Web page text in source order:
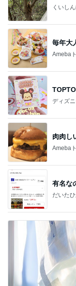
くいし
毎年大
Ameba
ディズ
肉肉し
Ameba
有名な
だいた